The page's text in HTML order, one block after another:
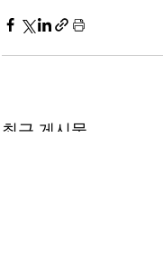
최근 게시물